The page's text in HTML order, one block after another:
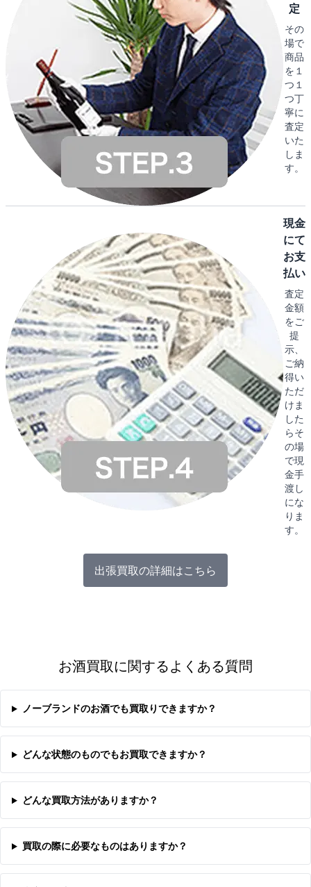
定
その
場で
商品
を１
つ１
つ丁
寧に
査定
いた
しま
す。
現金
にて
お支
払い
査定
金額
をご
提
示、
ご納
得い
ただ
けま
した
らそ
の場
で現
金手
渡し
にな
りま
す。
出張買取の詳細はこちら
お酒買取に関するよくある質問
ノーブランドのお酒でも買取りできますか？
どんな状態のものでもお買取できますか？
どんな買取方法がありますか？
買取の際に必要なものはありますか？